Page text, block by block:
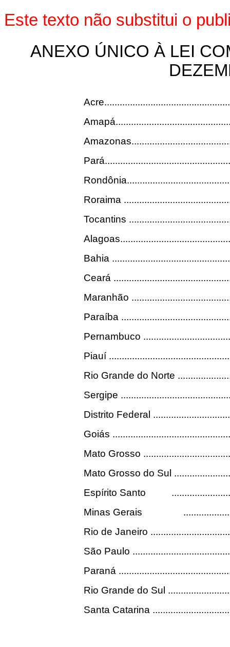
Este texto não substitui o
ANEXO ÚNICO À LEI
Roraima
Tocantins
Bahia
Ceará
Maranhão
Paraíba
Pernambuco
Piauí
Rio Grande do Norte
Sergipe
Distrito Federal
Goiás
Mato Grosso
Mato Grosso do Sul
Espírito Santo
Minas Gerais
Rio de Janeiro
São Paulo
Paraná
Rio Grande do Sul
Santa Catarina